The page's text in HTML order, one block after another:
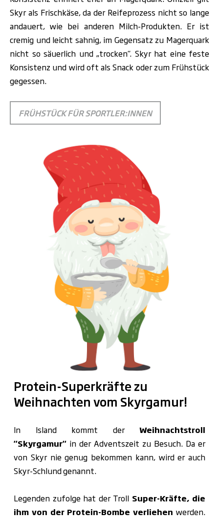
Skyr als Frischkäse, da der Reifeprozess nicht so lange
andauert, wie bei anderen Milch-Produkten. Er ist
cremig und leicht sahnig, im Gegensatz zu Magerquark
nicht so säuerlich und „trocken“. Skyr hat eine feste
Konsistenz und wird oft als Snack oder zum Frühstück
gegessen.
FRÜHSTÜCK FÜR SPORTLER:INNEN
Protein-Superkräfte zu
Weihnachten vom Skyrgamur!
In Island kommt der Weihnachtstroll
"Skyrgamur" in der Adventszeit zu Besuch. Da er
von Skyr nie genug bekommen kann, wird er auch
Skyr-Schlund genannt.
Legenden zufolge hat der Troll Super-Kräfte, die
ihm von der Protein-Bombe verliehen werden.